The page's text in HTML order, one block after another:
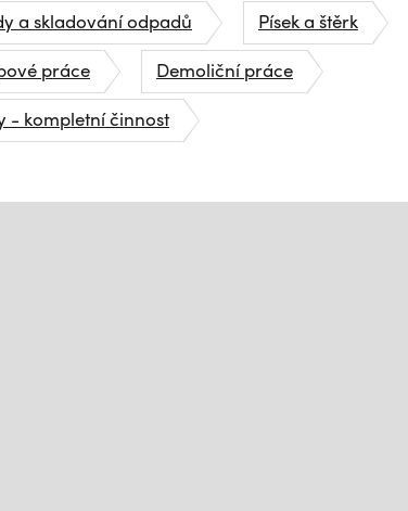
a skladování odpadů
Písek a štěrk
práce
Demoliční práce
- kompletní činnost